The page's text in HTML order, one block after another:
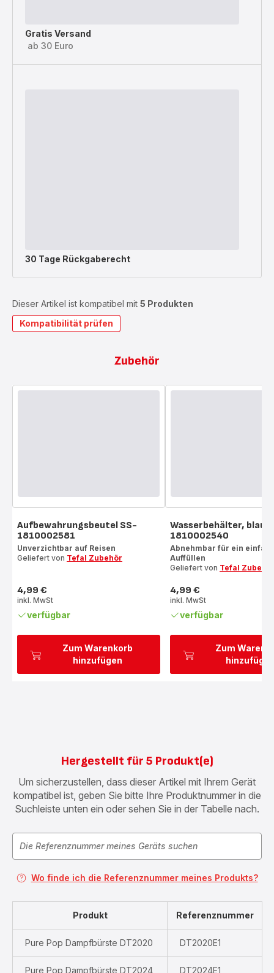
Gratis Versand
ab 30 Euro
30 Tage Rückgaberecht
Dieser Artikel ist kompatibel mit 5 Produkten
Kompatibilität prüfen
Zubehör
Zum Warenkorb
hinzufügen
Aufbewahrungsbeutel SS-
1810002581
Unverzichtbar auf Reisen
Geliefert von Tefal Zubehör
Preis
4,99 €
inkl. MwSt
verfügbar
Zum
Wasserbehälter, blau,
1810002540
Abnehmbar für ein
Auffüllen
Geliefert von Tefal
Preis
4,99 €
inkl. MwSt
verfügbar
Hergestellt für 5 Produkt(e)
Um sicherzustellen, dass dieser Artikel mit Ihrem Gerät
kompatibel ist, geben Sie bitte Ihre Produktnummer in die
Suchleiste unten ein oder sehen Sie in der Tabelle nach.
Wo finde ich die Referenznummer meines Produkts?
Produkt Referenznummer
Pure Pop Dampfbürste DT2020 DT2020E1
Pure Pop Dampfbürste DT2024 DT2024E1